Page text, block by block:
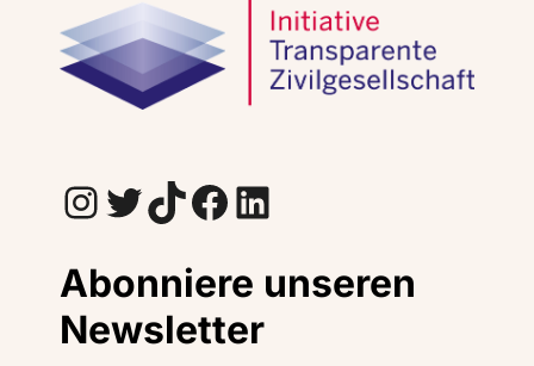
InstagramTwitter TikTok Facebook LinkedIn
Abonniere unseren
Newsletter